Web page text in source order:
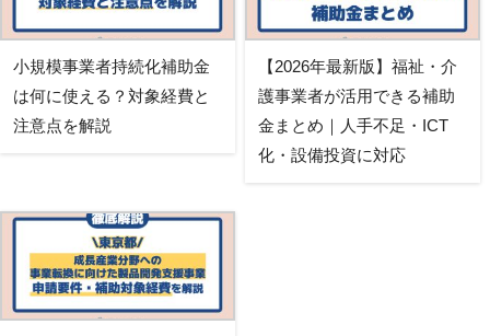
小規模事業者持続化補助金
は何に使える？対象経費と
注意点を解説
【2026年最新版】福祉・介
護事業者が活用できる補助
金まとめ｜人手不足・ICT
化・設備投資に対応